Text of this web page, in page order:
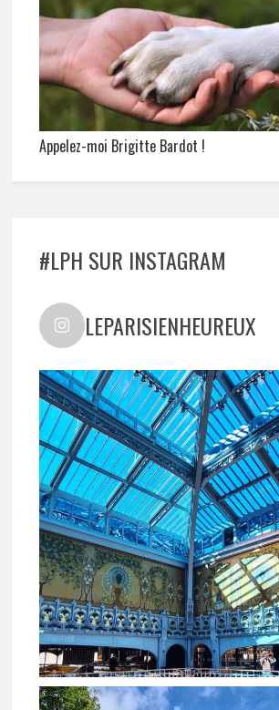
Appelez-moi Brigitte Bardot !
#LPH SUR INSTAGRAM
LEPARISIENHEUREUX